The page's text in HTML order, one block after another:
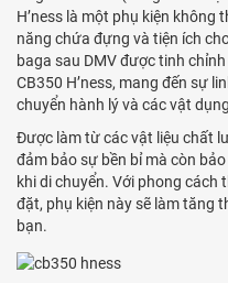
H’ness là một phụ kiện không
năng chứa đựng và tiện ích
baga sau DMV được tinh
CB350 H’ness, mang đến sự
chuyển hành lý và các vật
Được làm từ các vật liệu chất
đảm bảo sự bền bỉ mà còn
khi di chuyển. Với phong cách
đặt, phụ kiện này sẽ làm tăng
bạn.